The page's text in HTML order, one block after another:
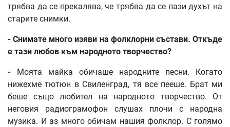
трябва да се прекалява, че трябва да се пази духът на
старите снимки.
-Снимате много изяви на фолклорни състави.Откъде
е тази любов към народното творчество?
-
Моята майка обичаше народните песни. Когато
нижехме тютюн в Свиленград, тя все пееше. Брат ми
беше също любител на народното творчество. От
неговия радиограмофон слушах плочи с народна
музика. И аз много обичам нашия фолклор. С голямо